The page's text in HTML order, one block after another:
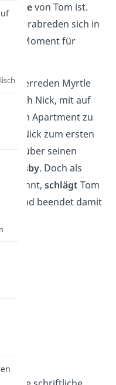
Geliebtevon Tom ist.
verabreden sich in
Moment für
überreden Myrtle
Nick, mit auf
ihrem Apartment zu
Nick zum ersten
über seinen
Gatsby. Doch als
erwähnt,schlägt Tom
und beendet damit